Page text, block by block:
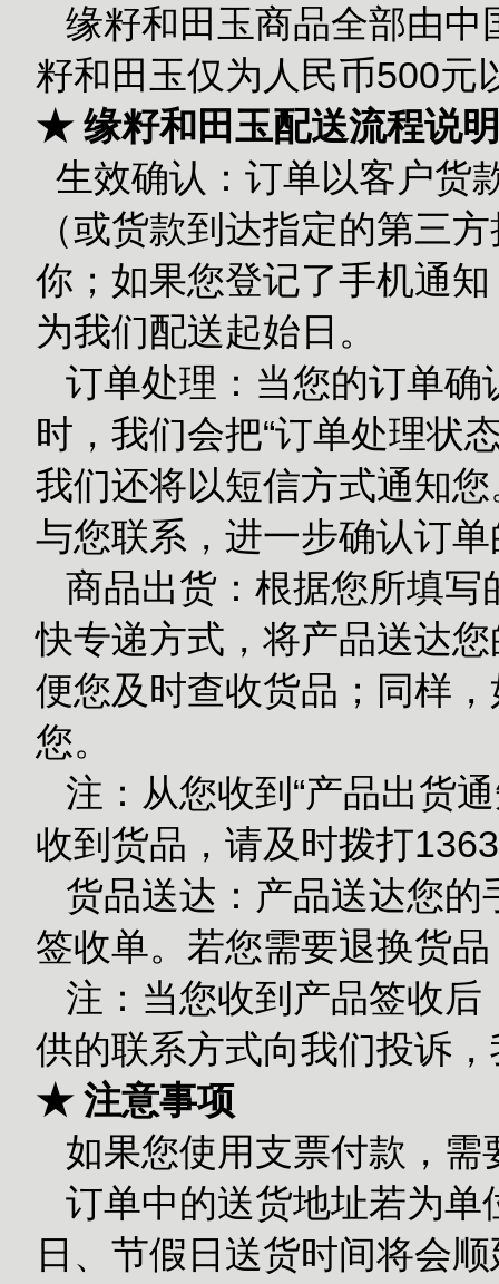
缘籽和田玉商品全部由中
籽和田玉仅为人民币500元
★ 缘籽和田玉配送流程说明
生效确认：订单以客户货
（或货款到达指定的第三
你；如果您登记了手机通
为我们配送起始日。
订单处理：当您的订单确
时，我们会把“订单处理状
我们还将以短信方式通知
与您联系，进一步确认订
商品出货：根据您所填写
快专递方式，将产品送达
便您及时查收货品；同样
您。
注：从您收到“产品出货
收到货品，请及时拨打
货品送达：产品送达您的
签收单。若您需要退换货
注：当您收到产品签收后
供的联系方式向我们投诉
★ 注意事项
如果您使用支票付款，需
订单中的送货地址若为单
日、节假日送货时间将会